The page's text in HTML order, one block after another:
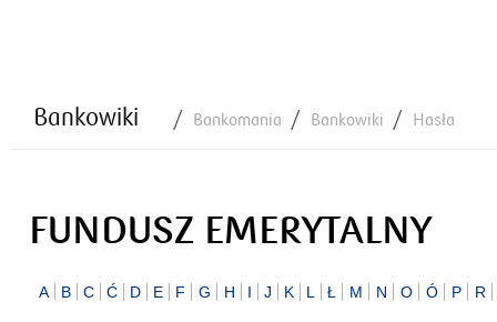
Bankowiki Bankomania Bankowiki Hasła
FUNDUSZ EMERYTALNY
A B C Ć D E F G H I J K L Ł M N O Ó P R